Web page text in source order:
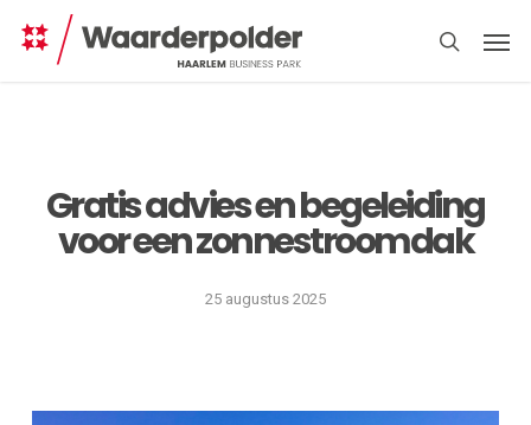
search
Gratis advies en begeleiding
voor een zonnestroomdak
25 augustus 2025